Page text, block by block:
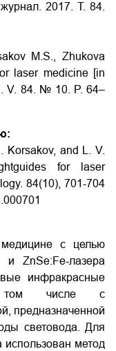
2017. Т. 84.
M.S., Zhukova
laser medicine [in
V. 84. № 10. P. 64–
Korsakov, and L. V.
for laser
84(10), 701-704
с целью
и ZnSe:Fe-лазера
инфракрасные
том числе с
предназначенной
световода. Для
метод